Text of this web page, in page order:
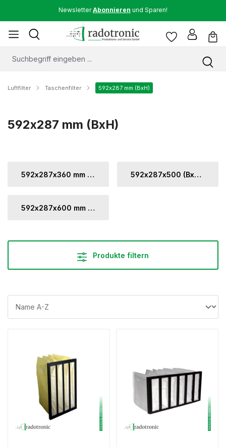
NewsletterAbonnieren und Sparen!
Luftfilter Taschenfilter 592x287 mm (BxH)
592x287 mm (BxH)
592x287x360 mm (BxHxT) 592x287x500 (BxHxT)
592x287x600 mm (BxHxT)
Produkte filtern